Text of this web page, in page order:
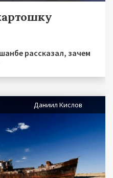
рассказал, зачем
Даниил Кислов